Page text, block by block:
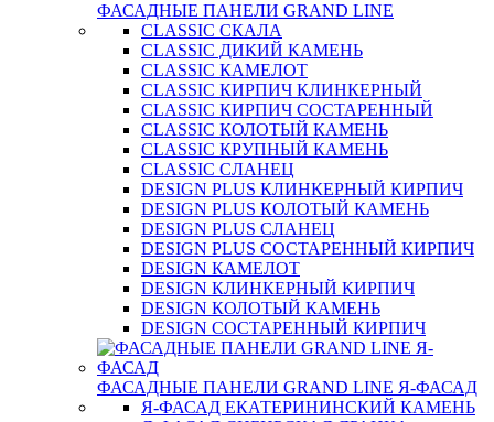
ФАСАДНЫЕ ПАНЕЛИ GRAND LINE
CLASSIC СКАЛА
CLASSIC ДИКИЙ КАМЕНЬ
CLASSIC КАМЕЛОТ
CLASSIC КИРПИЧ КЛИНКЕРНЫЙ
CLASSIC КИРПИЧ СОСТАРЕННЫЙ
CLASSIC КОЛОТЫЙ КАМЕНЬ
CLASSIC КРУПНЫЙ КАМЕНЬ
CLASSIC СЛАНЕЦ
DESIGN PLUS КЛИНКЕРНЫЙ КИРПИЧ
DESIGN PLUS КОЛОТЫЙ КАМЕНЬ
DESIGN PLUS СЛАНЕЦ
DESIGN PLUS СОСТАРЕННЫЙ КИРПИЧ
DESIGN КАМЕЛОТ
DESIGN КЛИНКЕРНЫЙ КИРПИЧ
DESIGN КОЛОТЫЙ КАМЕНЬ
DESIGN СОСТАРЕННЫЙ КИРПИЧ
ФАСАДНЫЕ ПАНЕЛИ GRAND LINE Я-ФАСАД
Я-ФАСАД ЕКАТЕРИНИНСКИЙ КАМЕНЬ